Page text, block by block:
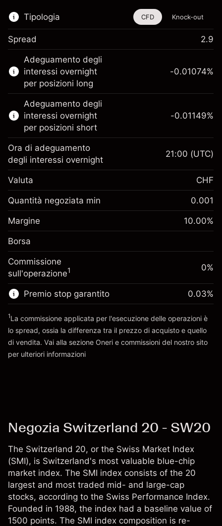
Tipologia
Questo strumento finanziario è disponibile
per il trading di CFD e knock-out.
Scopri di più su:
CFD
Knock-out
CFD Knock-out
Spread 2.9
Adeguamento degli
interessi overnight
per posizioni long
Margine. Il tuo
CHF 1,000.00
Adeguamento
finanziamento
overnight
Oneri per l'intero valore
-0.010736%
(-CHF 1.10)
Dimensione dell'operazione a leva
~
CHF 10,000.00
Denaro da leva ~
-0.01074%
Adeguamento degli
interessi overnight
per posizioni short
Margine. Il tuo
investimento
CHF 1,000.00
finanziamento
overnight
Oneri per l'intero valore
della posizione
(-CHF 1.10)
Dimensione dell'operazione a leva
Denaro da leva ~ CHF 9,000.00
Vai alla piattaforma
-0.01149%
Ora di adeguamento
degli interessi overnight
21:00 (UTC)
Valuta CHF
Quantità negoziata min 0.001
Margine 10.00%
Borsa
Commissione
sull'operazione1 0%
Premio stop garantito 0.03%
1La commissione applicata per l'esecuzione delle operazioni è
lo spread, ossia la differenza tra il prezzo di acquisto e quello
di vendita. Vai alla sezione Oneri e commissioni del nostro sito
per ulteriori informazioni
Negozia Switzerland 20 - SW20
The Switzerland 20, or the Swiss Market Index
(SMI), is Switzerland's most valuable blue-chip
market index. The SMI index consists of the 20
largest and most traded mid- and large-cap
stocks, according to the Swiss Performance Index.
Founded in 1988, the index had a baseline value of
1500 points. The SMI index composition is re-